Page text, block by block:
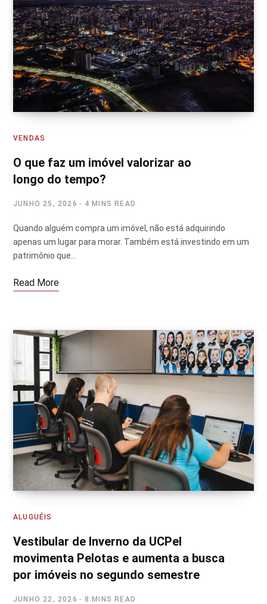
VENDAS
O que faz um imóvel valorizar ao
longo do tempo?
JUNHO 25, 2026 4 MINS READ
Quando alguém compra um imóvel, não está adquirindo
apenas um lugar para morar. Também está investindo em um
patrimônio que…
Read More
ALUGUÉIS
Vestibular de Inverno da UCPel
movimenta Pelotas e aumenta a busca
por imóveis no segundo semestre
JUNHO 22, 2026 8 MINS READ